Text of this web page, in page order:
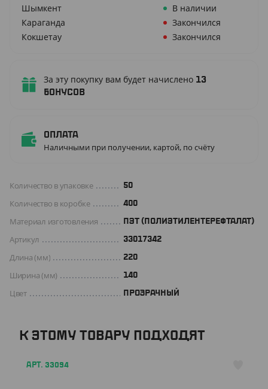
Шымкент
В наличии
Караганда
Закончился
Кокшетау
Закончился
За эту покупку вам будет начислено 13
бонусов
Оплата
Наличными при получении, картой, по счёту
Количество в упаковке 50
Количество в коробке 400
Материал изготовления ПЭТ (ПОЛИЭТИЛЕНТЕРЕФТАЛАТ)
Артикул 33017342
Длина (мм) 220
Ширина (мм) 140
Цвет ПРОЗРАЧНЫЙ
К ЭТОМУ ТОВАРУ ПОДХОДЯТ
АРТ. 33094